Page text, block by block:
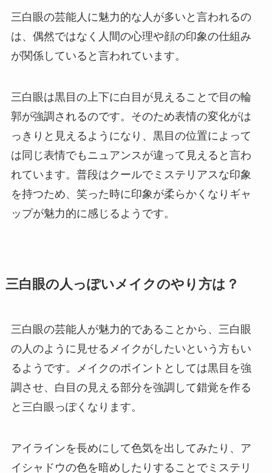
三白眼の芸能人に魅力的な人が多いと言われるの
は、偶然ではなく人間の心理や顔の印象の仕組み
が関係していると言われています。
三白眼は黒目の上下に白目が見えることで目の輪
郭が強調されるのです。そのため表情の変化がは
っきりと見えるようになり、黒目の位置によって
は同じ表情でもニュアンスが違って見えると言わ
れています。普段はクールでミステリアスな印象
を持つため、笑った時に印象が柔らかくなりギャ
ップが魅力的に感じるようです。
三白眼の人っぽいメイクのやり方は？
三白眼の芸能人が魅力的であることから、三白眼
の人のように見せるメイクがしたいという方もい
るようです。メイクのポイントとしては黒目を強
調させ、白目の見える部分を強調して錯覚を作る
と三白眼っぽくなります。
アイラインを長めにして色気を出してみたり、ア
イシャドウの色を暗めしたりすることでミステリ